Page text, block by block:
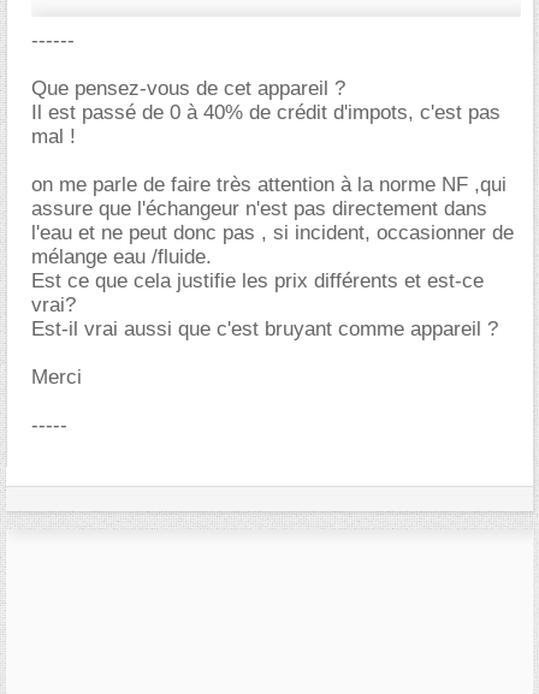
------
Que pensez-vous de cet appareil ?
Il est passé de 0 à 40% de crédit d'impots, c'est pas
mal !
on me parle de faire très attention à la norme NF ,qui
assure que l'échangeur n'est pas directement dans
l'eau et ne peut donc pas , si incident, occasionner de
mélange eau /fluide.
Est ce que cela justifie les prix différents et est-ce
vrai?
Est-il vrai aussi que c'est bruyant comme appareil ?
Merci
-----